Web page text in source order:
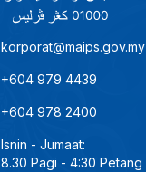
korporat@maips.gov.my
+604 979 4439
+604 978 2400
Isnin - Jumaat:
8.30 Pagi - 4:30 Petang